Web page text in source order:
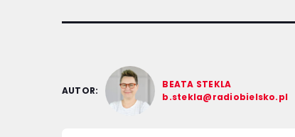
AUTOR:
BEATA STEKLA
b.stekla@radiobielsko.pl